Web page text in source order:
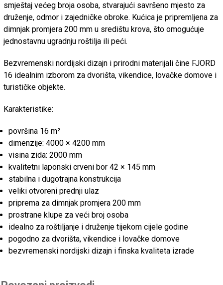
smještaj većeg broja osoba, stvarajući savršeno mjesto za
druženje, odmor i zajedničke obroke. Kućica je pripremljena za
dimnjak promjera 200 mm u središtu krova, što omogućuje
jednostavnu ugradnju roštilja ili peći.
Bezvremenski nordijski dizajn i prirodni materijali čine FJORD
16 idealnim izborom za dvorišta, vikendice, lovačke domove i
turističke objekte.
Karakteristike:
površina 16 m²
dimenzije: 4000 × 4200 mm
visina zida: 2000 mm
kvalitetni laponski crveni bor 42 × 145 mm
stabilna i dugotrajna konstrukcija
veliki otvoreni prednji ulaz
priprema za dimnjak promjera 200 mm
prostrane klupe za veći broj osoba
idealno za roštiljanje i druženje tijekom cijele godine
pogodno za dvorišta, vikendice i lovačke domove
bezvremenski nordijski dizajn i finska kvaliteta izrade